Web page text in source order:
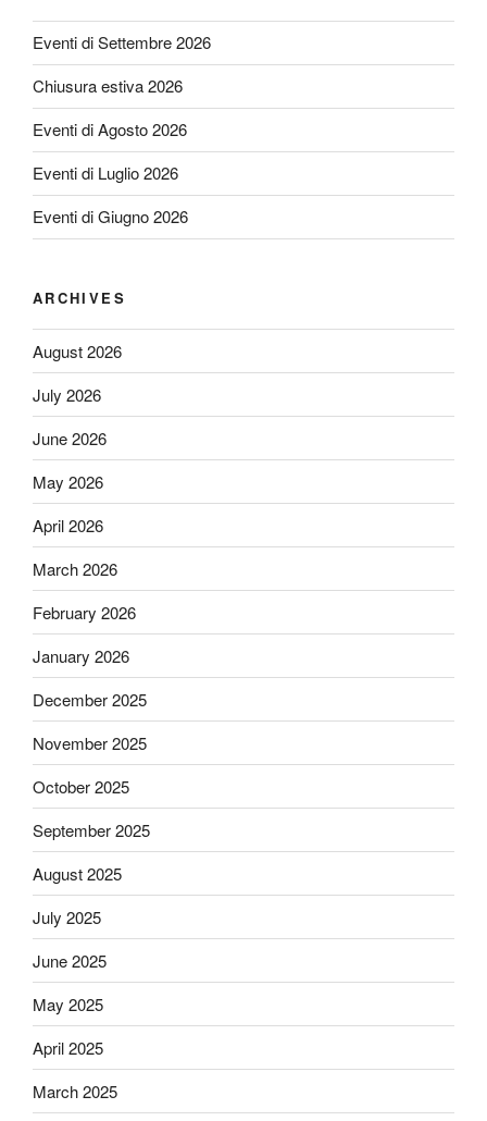
Eventi di Settembre 2026
Chiusura estiva 2026
Eventi di Agosto 2026
Eventi di Luglio 2026
Eventi di Giugno 2026
ARCHIVES
August 2026
July 2026
June 2026
May 2026
April 2026
March 2026
February 2026
January 2026
December 2025
November 2025
October 2025
September 2025
August 2025
July 2025
June 2025
May 2025
April 2025
March 2025